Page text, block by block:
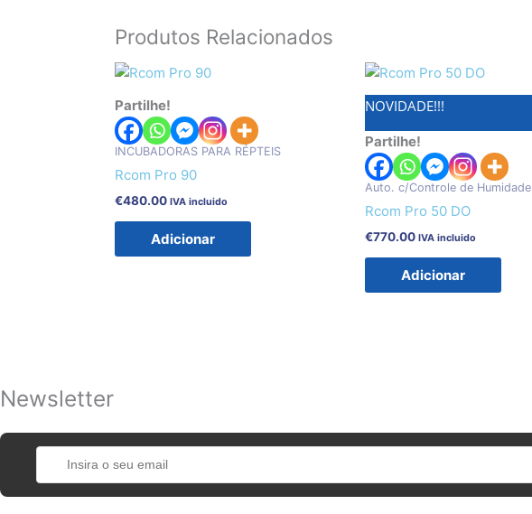
Produtos Relacionados
Partilhe!
INCUBADORAS PARA RÉPTEIS
Rcom Pro 90
€480.00 IVA incluido
Adicionar
NOVIDADE!!!
Partilhe!
Auto. c/Controle de Humidade
Rcom Pro 50 DO
€770.00 IVA incluido
Adicionar
Newsletter